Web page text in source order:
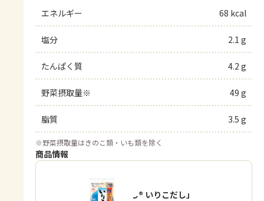
エネルギー
68 kcal
塩分 2.1 g
たんぱく質 4.2 g
野菜摂取量※ 49 g
脂質 3.5 g
※野菜摂取量はきのこ類・いも類を除く
商品情報
「ほんだし® いりこだし」